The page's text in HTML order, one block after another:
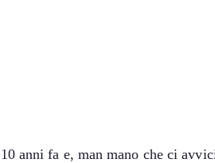
anni fa e, man mano che ci